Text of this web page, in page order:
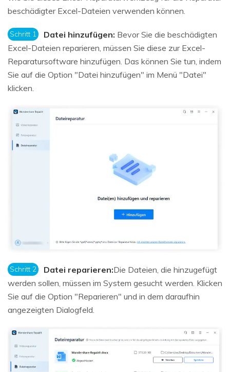
beschädigter Excel-Dateien verwenden können.
Schritt 1 Datei hinzufügen: Bevor Sie die beschädigten
Excel-Dateien reparieren, müssen Sie diese zur Excel-
Reparatursoftware hinzufügen. Das können Sie tun, indem
Sie auf die Option "Datei hinzufügen" im Menü "Datei"
klicken.
Schritt 2 Datei reparieren:Die Dateien, die hinzugefügt
werden sollen, müssen im System gesucht werden. Klicken
Sie auf die Option "Reparieren" und in dem daraufhin
angezeigten Dialogfeld.